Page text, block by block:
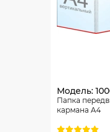
Модель:
Папка
кармана А4